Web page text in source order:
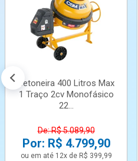
Betoneira 400 Litros Max
1 Traço 2cv Monofásico
22...
De: R$ 5.089,90
Por: R$ 4.799,90
ou em até 12x de R$ 399,99